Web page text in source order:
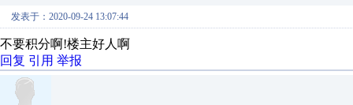
发表于：2020-09-24 13:07:44
不要积分啊!楼主好人啊
回复 引用 举报